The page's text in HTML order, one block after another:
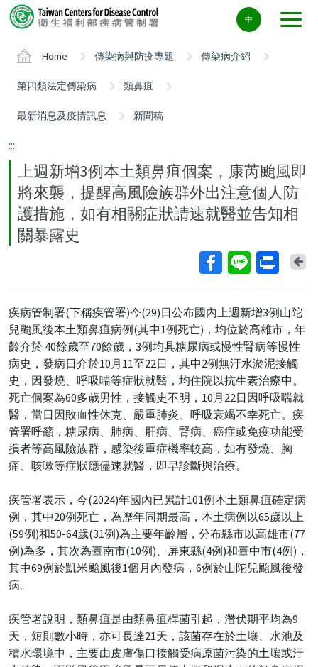
Center
block
中
Home 傳染病與防疫專題 傳染病介紹
第四類法定傳染病 類鼻疽
最新消息及疫情訊息 新聞稿
:::
上週新增3例本土類鼻疽個案，康芮颱風即
將來襲，提醒高風險族群外出注意個人防
護措施，如有相關症狀請速就醫並告知相
關暴露史
疾病管制署(下稱疾管署)今(29)日公布國內上週新增3例山陀
兒颱風後本土類鼻疽病例(其中1例死亡)，均位於高雄市，年
齡介於 40餘歲至70餘歲，3例均具糖尿病或慢性腎病等慢性
病史，發病日介於10月11至22日，其中2例無汙水淤泥接觸
史，因發燒、呼吸喘等症狀就醫，均住院以抗生素治療中。
死亡個案為60多歲男性，接觸史不明，10月22日因呼吸喘就
醫，當日因敗血性休克、嚴重肺炎、呼吸衰竭不幸死亡。疾
管署呼籲，糖尿病、肺病、肝病、腎病、癌症或免疫功能受
損者等高風險族群，感染後重症機率較高，如有發燒、胸
痛、咳嗽等症狀應儘速就醫，即早診斷與治療。
疾管署表示，今(2024)年國內已累計101例本土類鼻疽確定病
例，其中20例死亡，為歷年同期最高，本土病例以65歲以上
(59例)和50-64歲(31例)為主要年齡層，分布縣市以高雄市(77
例)為多，其次為臺南市(10例)、屏東縣(4例)和臺中市(4例)，
其中69例於凱米颱風後1個月內發病，6例於山陀兒颱風後發
病。
疾管署說明，類鼻疽是由類鼻疽桿菌引起，潛伏期平均為9
天，短則數小時，亦可長達21天，該菌存在於土壤、水池及
積水環境中，主要由皮膚傷口接觸受病原菌污染的土壤或汙